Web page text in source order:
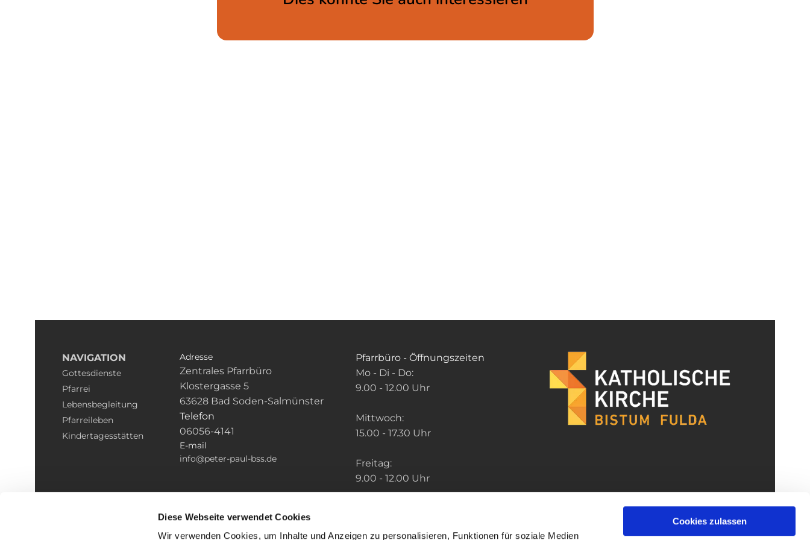
Diese Webseite verwendet Cookies
Wir verwenden Cookies, um Inhalte und Anzeigen zu personalisieren, Funktionen für soziale Medien
Cookies zulassen
NAVIGATION
Gottesdienste
Pfarrei
Lebensbegleitung
Pfarreileben
Kindertagesstätten
Adresse
Zentrales Pfarrbüro
Klostergasse 5
63628 Bad Soden-Salmünster
Telefon
06056-4141
E-mail
info@peter-paul-bss.de
Pfarrbüro - Öffnungszeiten
Mo - Di - Do:
9.00 - 12.00 Uhr
Mittwoch:
15.00 - 17.30 Uhr
Freitag:
9.00 - 12.00 Uhr